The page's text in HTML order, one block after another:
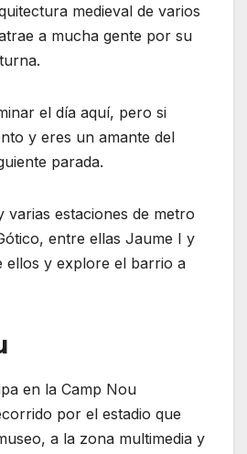
medieval de varios
a mucha gente por su
el día aquí, pero si
y eres un amante del
parada.
varias estaciones de metro
entre ellas Jaume I y
ellos y explore el barrio a
en la Camp Nou
por el estadio que
a la zona multimedia y